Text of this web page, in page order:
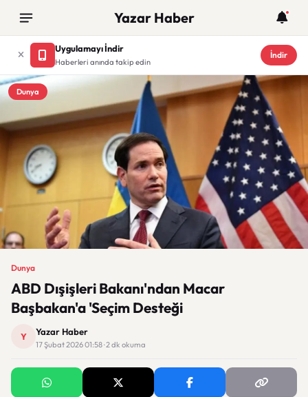
Yazar Haber
Uygulamayı İndir
Haberleri anında takip edin
İndir
Dunya
Dunya
ABD Dışişleri Bakanı'ndan Macar
Başbakan'a 'Seçim Desteği
Y Yazar Haber
17 Şubat 2026 01:58 · 2 dk okuma